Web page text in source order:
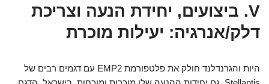
V. ביצועים, יחידת הנעה וצריכת
דלק/אנרגיה: יעילות מוכרת
היות והגרנדלנד חולק את פלטפורמת EMP2 עם דגמים רבים של